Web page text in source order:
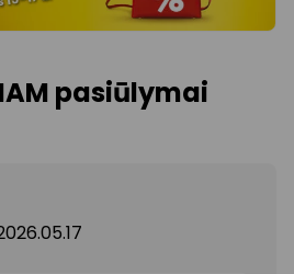
pasiūlymai